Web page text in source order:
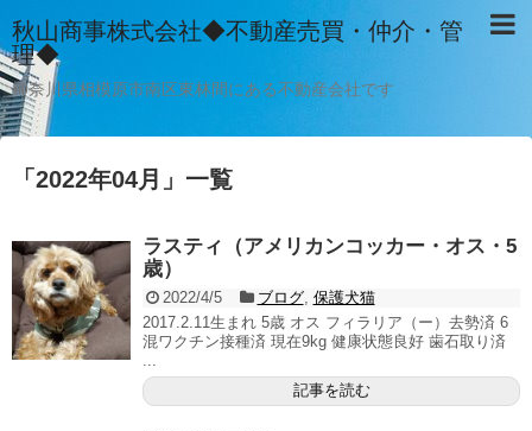
秋山商事株式会社◆不動産売買・仲介・管
理◆
神奈川県相模原市南区東林間にある不動産会社です
「 2022年04月 」 一覧
ラスティ（アメリカンコッカー・オス・5
歳）
2022/4/5 ブログ, 保護犬猫
2017.2.11生まれ 5歳 オス フィラリア（ー）去勢済 6
混ワクチン接種済 現在9kg 健康状態良好 歯石取り済
記事を読む